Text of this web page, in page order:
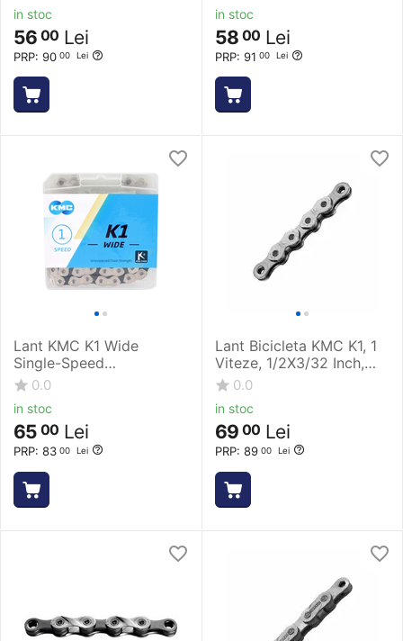
in stoc
PRP: 90 00 Lei
56 00 Lei
in stoc
PRP: 91 00 Lei
58 00 Lei
Lant KMC K1 Wide
Single-Speed
Argintiu/Negru 100 Zale
0.0
in stoc
PRP: 83 00 Lei
65 00 Lei
Lant Bicicleta KMC K1, 1
Viteze, 1/2X3/32 Inch,
100 Zale, Argintiu
0.0
in stoc
PRP: 89 00 Lei
69 00 Lei